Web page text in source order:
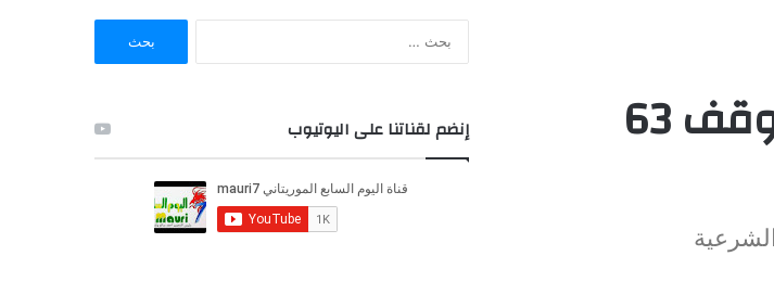
الدرك يفكك شبكتين للتهريب ويوقف 63
:
إنضم لقناتنا على اليوتيوب